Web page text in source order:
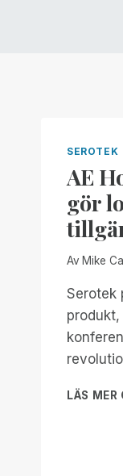
SEROTEK
AE
gör
Av Mike
Serotek
produkt,
LÄS MER